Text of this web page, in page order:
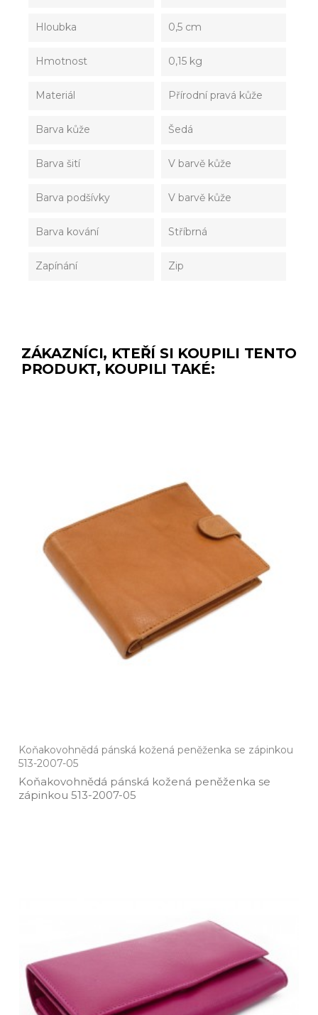
Hloubka 0,5 cm
Hmotnost 0,15 kg
Materiál Přírodní pravá kůže
Barva kůže Šedá
Barva šití V barvě kůže
Barva podšívky V barvě kůže
Barva kování Stříbrná
Zapínání Zip
ZÁKAZNÍCI, KTEŘÍ SI KOUPILI TENTO
PRODUKT, KOUPILI TAKÉ:
Koňakovohnědá pánská kožená peněženka se zápinkou
513-2007-05
Koňakovohnědá pánská kožená peněženka se
zápinkou 513­-2007­-05